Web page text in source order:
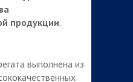
продукции.
выполнена из